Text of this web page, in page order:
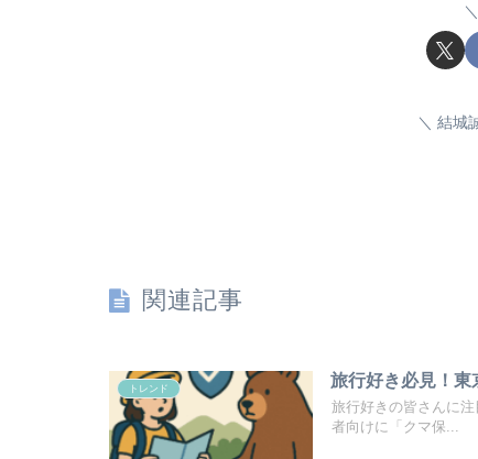
結城
関連記事
トレンド 旅行好き必見！東
旅行好きの皆さんに
者向けに「クマ保...